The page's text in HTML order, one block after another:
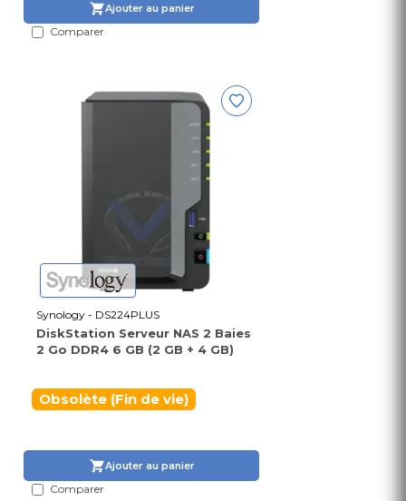
Ajouter au panier
Comparer
Synology - DS224PLUS
DiskStation Serveur NAS 2 Baies
2 Go DDR4 6 GB (2 GB + 4 GB)
Obsolète (Fin de vie)
Ajouter au panier
Comparer